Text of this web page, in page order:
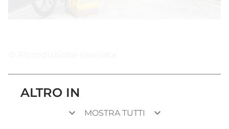
ALTRO IN
keyboard_arrow_down MOSTRA TUTTI keyboard_arrow_down